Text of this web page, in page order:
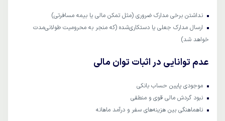
نداشتن برخی مدارک ضروری (مثل تمکن مالی یا بیمه مسافرتی)
ارسال مدارک جعلی یا دستکاری‌شده (که منجر به محرومیت طولانی‌مدت
خواهد شد)
عدم توانایی در اثبات توان مالی
موجودی پایین حساب بانکی
نبود گردش مالی قوی و منطقی
ناهماهنگی بین هزینه‌های سفر و درآمد ماهانه